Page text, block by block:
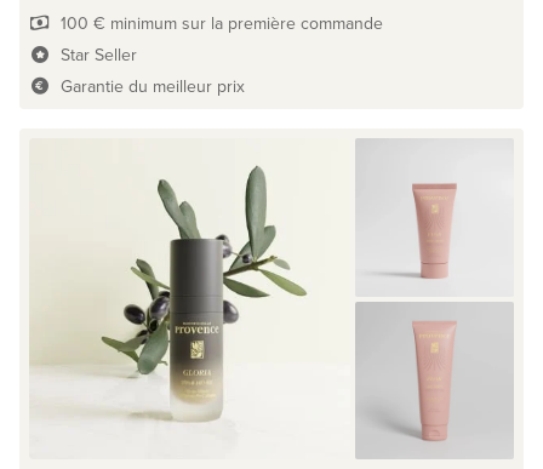
100 € minimum sur la première commande
Star Seller
Garantie du meilleur prix